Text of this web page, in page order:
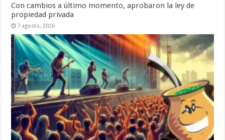
Con cambios a último momento, aprobaron la ley de
propiedad privada
7 agosto, 2026